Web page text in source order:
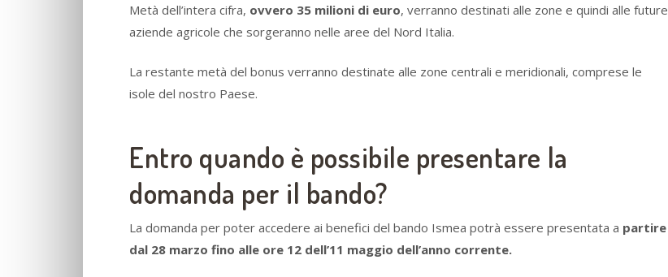
Metà dell’intera cifra, ovvero 35 milioni di euro, verranno destinati alle zone e quindi alle future
aziende agricole che sorgeranno nelle aree del Nord Italia.
La restante metà del bonus verranno destinate alle zone centrali e meridionali, comprese le
isole del nostro Paese.
Entro quando è possibile presentare la
domanda per il bando?
La domanda per poter accedere ai benefici del bando Ismea potrà essere presentata a partire
dal 28 marzo fino alle ore 12 dell’11 maggio dell’anno corrente.